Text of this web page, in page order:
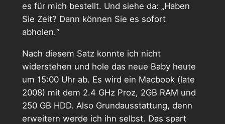
es für mich bestellt. Und siehe da: „Haben
Sie Zeit? Dann können Sie es sofort
abholen.“
Nach diesem Satz konnte ich nicht
widerstehen und hole das neue Baby heute
um 15:00 Uhr ab. Es wird ein Macbook (late
2008) mit dem 2.4 GHz Proz, 2GB RAM und
250 GB HDD. Also Grundausstattung, denn
erweitern werde ich ihn selbst. Das spart